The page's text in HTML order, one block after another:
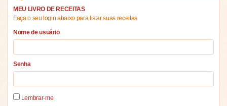
MEU LIVRO DE RECEITAS
Faça o seu login abaixo para listar suas receitas
Nome de usuário
Senha
Lembrar-me